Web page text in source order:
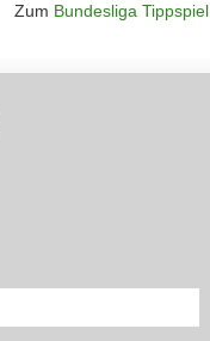
Zum Bundesliga Tippspiel